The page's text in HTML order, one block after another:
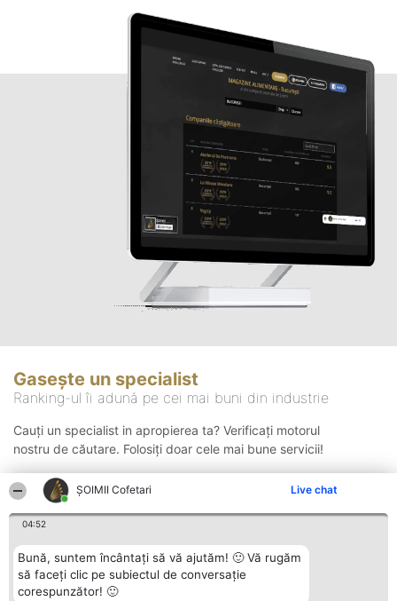
ȘOIMII Cofetari Live chat
04:52
Bună, suntem încântați să vă ajutăm! 🙂 Vă rugăm
să faceți clic pe subiectul de conversație
corespunzător! 🙂
Gasește un specialist
Ranking-ul îi adună pe cei mai buni din industrie
Cauți un specialist in apropierea ta? Verificați motorul
nostru de căutare. Folosiți doar cele mai bune servicii!